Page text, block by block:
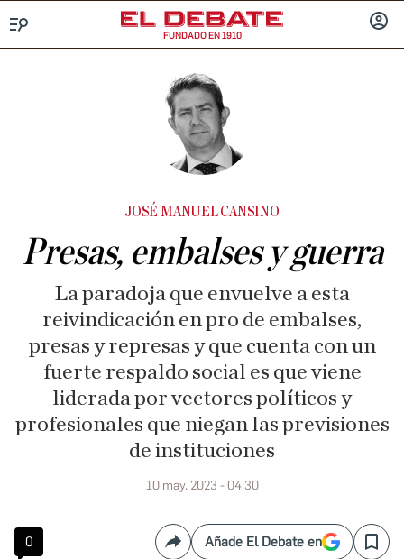
FUNDADO EN 1910
JOSÉ MANUEL CANSINO
Presas, embalses y guerra
La paradoja que envuelve a esta
reivindicación en pro de embalses,
presas y represas y que cuenta con un
fuerte respaldo social es que viene
liderada por vectores políticos y
profesionales que niegan las previsiones
de instituciones
10 may. 2023 - 04:30
0 CompartirAñade El Debate en Save